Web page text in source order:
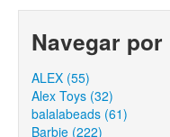
Navegar por
ALEX (55)
Alex Toys (32)
balalabeads (61)
Barbie (222)